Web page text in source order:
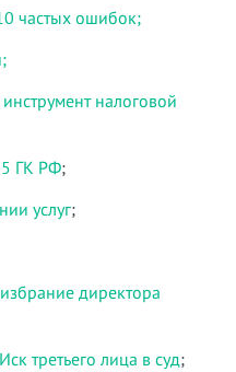
частых ошибок;
налоговой
ГК РФ;
услуг;
директора
третьего лица в суд;